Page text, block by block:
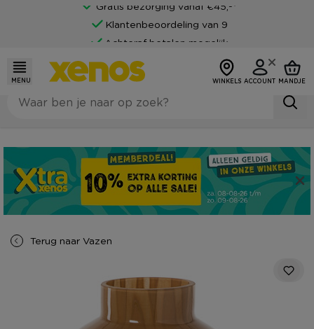
Gratis bezorging vanaf €45,-*
Klantenbeoordeling van 9
Achteraf betalen mogelijk
MENU WINKELS ACCOUNT MANDJE
Terug naar Vazen